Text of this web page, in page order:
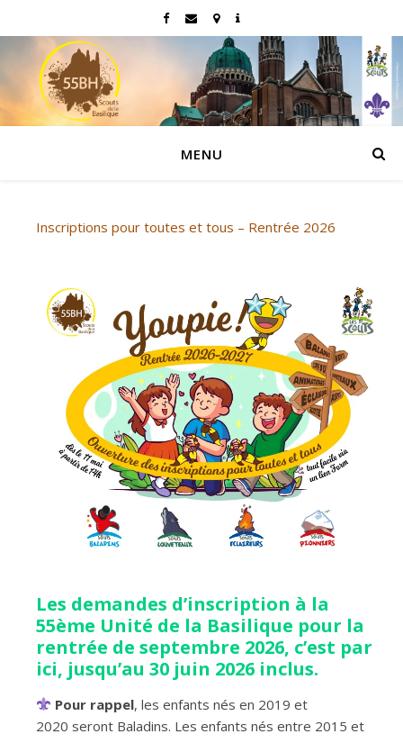
MENU
Inscriptions pour toutes et tous – Rentrée 2026
Les demandes d’inscription à la
55ème Unité de la Basilique pour la
rentrée de septembre 2026, c’est par
ici, jusqu’au 30 juin 2026 inclus.
Pour rappel, les enfants nés en 2019 et
2020 seront Baladins. Les enfants nés entre 2015 et